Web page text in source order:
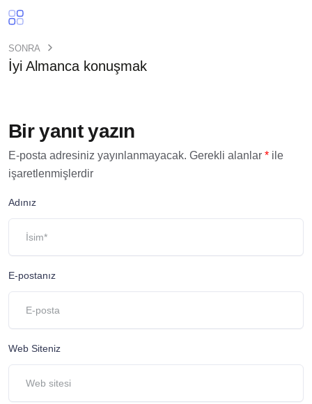
SONRA
İyi Almanca konuşmak
Bir yanıt yazın
E-posta adresiniz yayınlanmayacak. Gerekli alanlar * ile
işaretlenmişlerdir
Adınız
E-postanız
Web Siteniz